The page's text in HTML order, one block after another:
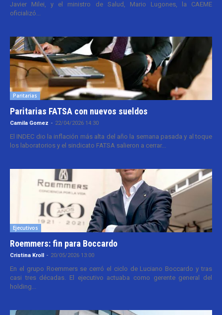
Javier Milei, y el ministro de Salud, Mario Lugones, la CAEME
oficializó...
Paritarias
Paritarias FATSA con nuevos sueldos
Camila Gomez - 22/04/2026 14:30
El INDEC dio la inflación más alta del año la semana pasada y al toque
los laboratorios y el sindicato FATSA salieron a cerrar...
Ejecutivos
Roemmers: fin para Boccardo
Cristina Kroll - 20/05/2026 13:00
En el grupo Roemmers se cerró el ciclo de Luciano Boccardo y tras
casi tres décadas. El ejecutivo actuaba como gerente general del
holding...